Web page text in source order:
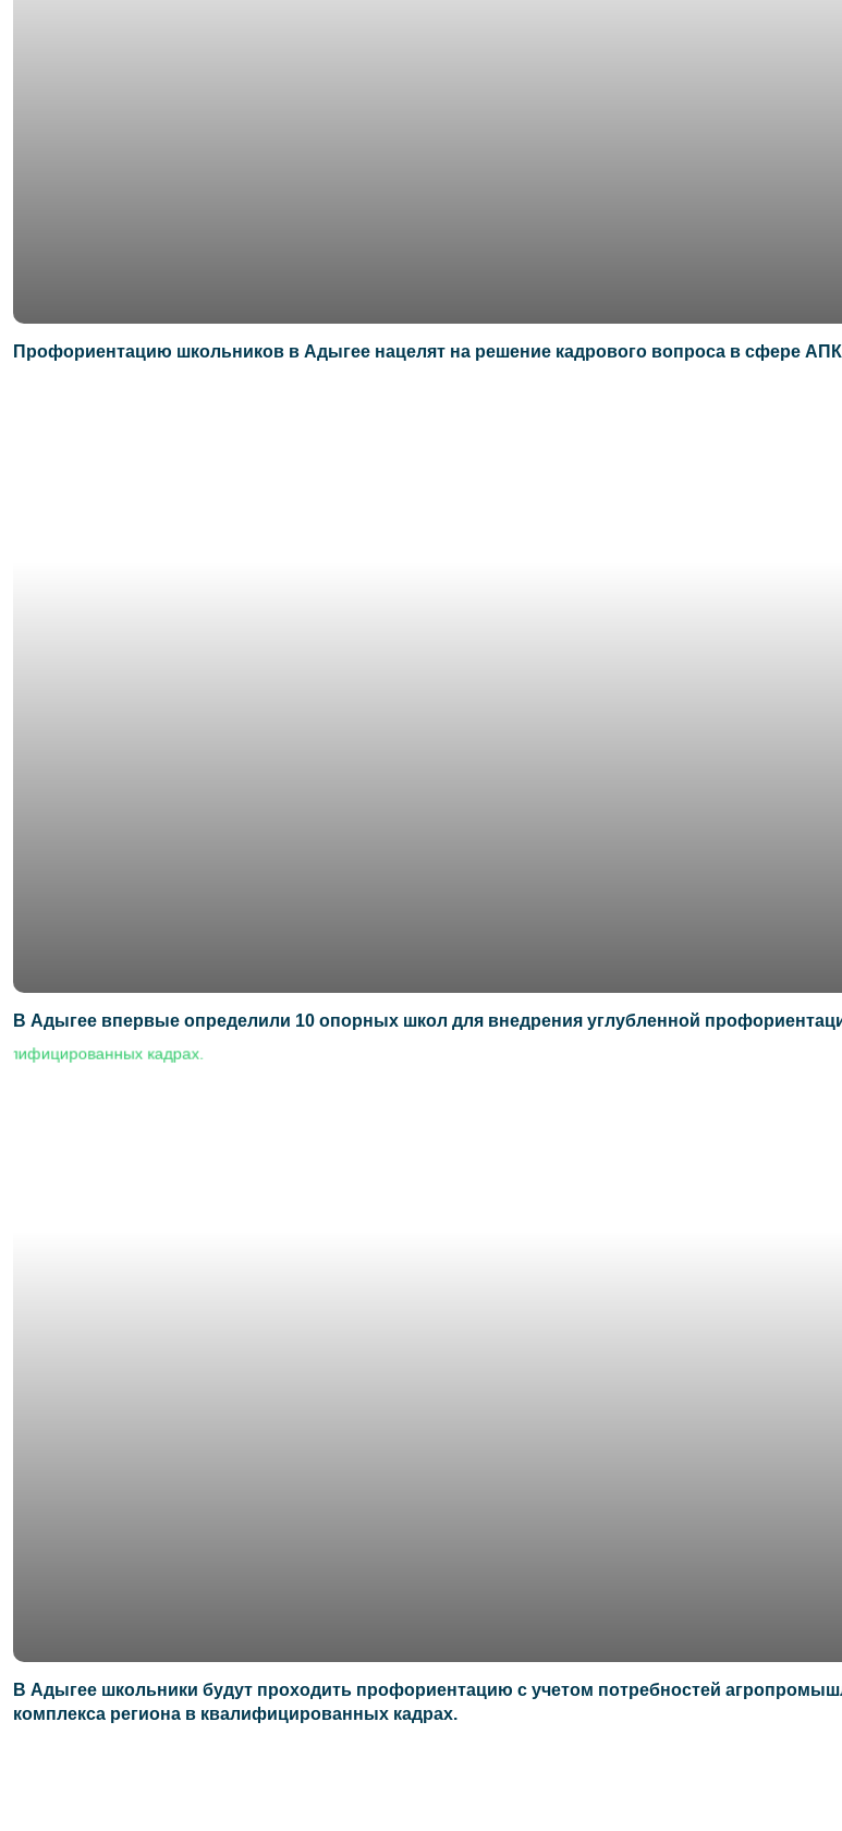
Профориентацию школьников в Адыгее нацелят на решение кадрового вопроса в сфере АПК
В Адыгее впервые определили 10 опорных школ для внедрения углубленной
В Адыгее школьники будут проходить профориентацию с учетом потребностей
комплекса региона в квалифицированных кадрах.